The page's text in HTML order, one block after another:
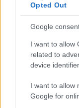
Opted Out
Google
I want to allow
related to
device
I want to allow
Google for
Lejer Zoltán: A